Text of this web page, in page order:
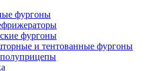
фургоны
фургоны
и тентованные фургоны